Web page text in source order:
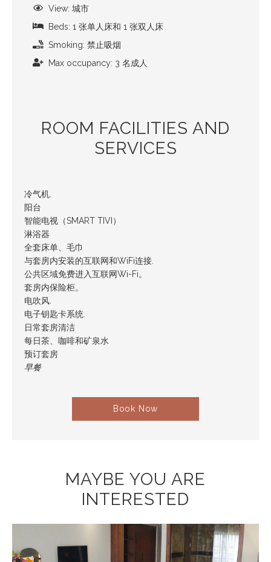
View: 城市
Beds: 1 张单人床和 1 张双人床
Smoking: 禁止吸烟
Max occupancy: 3 名成人
ROOM FACILITIES AND
SERVICES
冷气机.
阳台
智能电视（SMART TIVI）
淋浴器
全套床单、毛巾
与套房内安装的互联网和WiFi连接.
公共区域免费进入互联网Wi-Fi。
套房内保险柜。
电吹风.
电子钥匙卡系统.
日常套房清洁
每日茶、咖啡和矿泉水
预订套房
早餐
Book Now
MAYBE YOU ARE
INTERESTED